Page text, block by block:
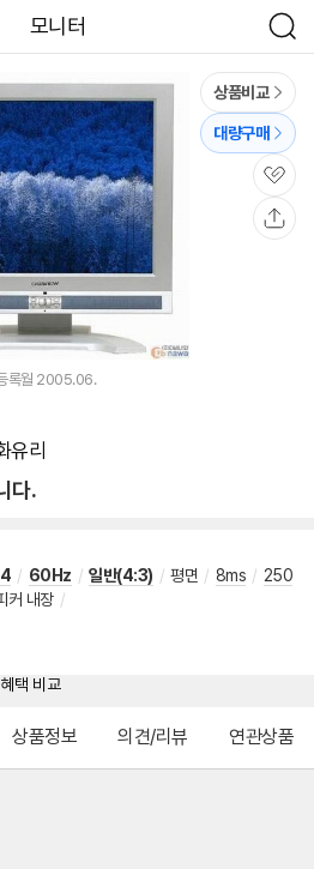
모니터
검
색
상품비교
대량구매
관
심
록월 2005.06.
유리
다.
/ 60Hz / 일반(4:3) / 평면 / 8ms / 250
커 내장 /
상품정보 의견/리뷰 연관상품